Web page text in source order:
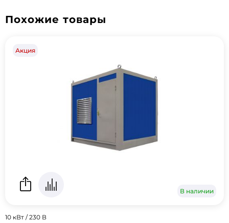
Похожие товары
Акция
В наличии
10 кВт / 230 В